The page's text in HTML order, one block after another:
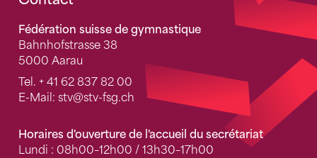
Fédération suisse de gymnastique
Bahnhofstrasse 38
5000 Aarau
Tel. + 41 62 837 82 00
E-Mail: stv@stv-fsg.ch
Horaires d'ouverture de l'accueil du secrétariat
Lundi : 08h00–12h00 / 13h30–17h00